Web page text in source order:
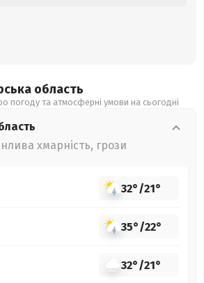
область
погоду та атмосферні умови на сьогодні
хмарність, грози
32°/21°
35°/22°
32°/21°